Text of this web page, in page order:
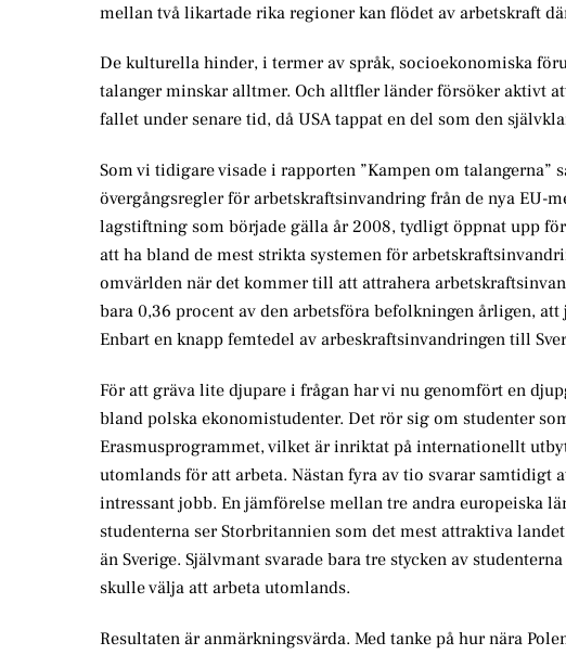
mellan två likartade rika regioner kan flödet av arbetskraft
De kulturella hinder, i termer av språk, socioekonomiska
talanger minskar alltmer. Och alltfler länder försöker aktivt
fallet under senare tid, då USA tappat en del som den
Som vi tidigare visade i rapporten ”Kampen om talangerna”
övergångsregler för arbetskraftsinvandring från de nya EU-
lagstiftning som började gälla år 2008, tydligt öppnat upp
att ha bland de mest strikta systemen för
omvärlden när det kommer till att attrahera
bara 0,36 procent av den arbetsföra befolkningen årligen,
Enbart en knapp femtedel av arbeskraftsinvandringen till
För att gräva lite djupare i frågan har vi nu genomfört en
bland polska ekonomistudenter. Det rör sig om studenter
Erasmusprogrammet, vilket är inriktat på internationellt
utomlands för att arbeta. Nästan fyra av tio svarar samtidigt
intressant jobb. En jämförelse mellan tre andra europeiska
studenterna ser Storbritannien som det mest attraktiva
än Sverige. Självmant svarade bara tre stycken av
skulle välja att arbeta utomlands.
Resultaten är anmärkningsvärda. Med tanke på hur nära